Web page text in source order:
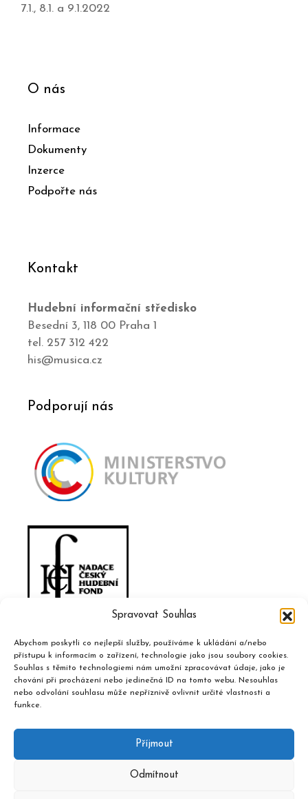
Spravovat Souhlas
Abychom poskytli co nejlepší služby, používáme k ukládání a/nebo
přístupu k informacím o zařízení, technologie jako jsou soubory cookies.
Souhlas s těmito technologiemi nám umožní zpracovávat údaje, jako je
chování při procházení nebo jedinečná ID na tomto webu. Nesouhlas
nebo odvolání souhlasu může nepříznivě ovlivnit určité vlastnosti a
funkce.
Příjmout
Odmítnout
7.1., 8.1. a 9.1.2022
O nás
Informace
Dokumenty
Inzerce
Podpořte nás
Kontakt
Hudební informační středisko
Besední 3, 118 00 Praha 1
tel. 257 312 422
his@musica.cz
Podporují nás